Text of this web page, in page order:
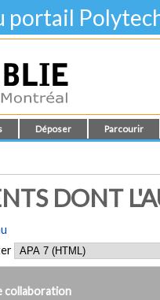
portail
Déposer Parcourir
DONT
collaboration